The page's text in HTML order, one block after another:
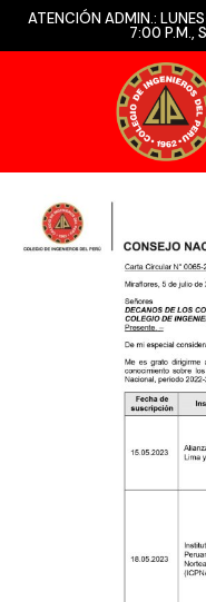
ATENCIÓN ADMIN.:
7:00 P.M.,